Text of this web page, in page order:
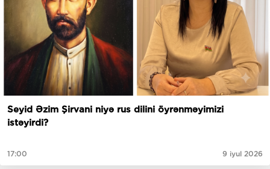
Seyid Əzim Şirvani niyə rus dilini öyrənməyimizi
istəyirdi?
17:00 9 iyul 2026